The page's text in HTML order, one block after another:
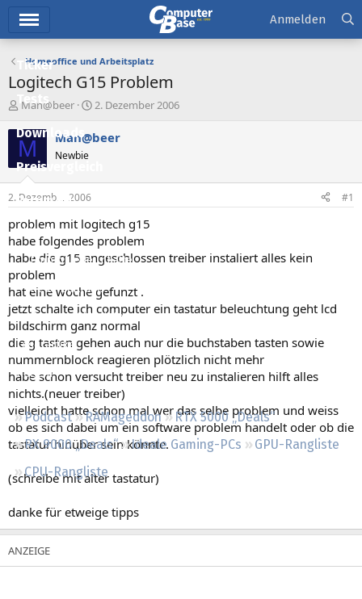
Ticker
Tests
Downloads
Preisvergleich
Forum
Aktuelles
Empfohlene Inhalte
Neue Beiträge
Neueste Aktivitäten
Leserartikel
Regeln
Podcast RAMageddon
RTX 5000 „Deals“
RX 9000 „Deals“
Ideale Gaming-PCs
GPU-Rangliste
CPU-Rangliste
Anmelden
Homeoffice und Arbeitsplatz
Logitech G15 Problem
E
s
t
e
l
e
r
Man@beer
E
s
t
a
m
2. Dezember 2006
M Man@beer
Newbie
2. Dezember 2006 #1
problem mit logitech g15
habe folgendes problem
habe die g15 angeschlossen treiber instaliert alles kein
problem
hat eine woche gefunzt .
jetzt schalte ich computer ein tastatur beleuchtung geht lcd
bildschirm ganz normal
die g tasten gehen auch nur die buchstaben tasten sowie
nummernblock reagieren plötzlich nicht mehr
habe schon versucht treiber neu zu instalieren hilft alles
nichts.(neuer treiber)
vielleicht hatte schon mal wer das selbe problem und weiss
ob es sich dabei um ein software problem handelt oder ob die
tastatur hinüber sein könnte.
(schreibe mit alter tastatur)
danke für etweige tipps